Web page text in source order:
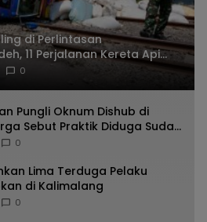
di Perlintasan
11 Perjalanan Kereta Api
0
Pungli Oknum Dishub di
Sebut Praktik Diduga Sudah
0
Lima Terduga Pelaku
di Kalimalang
0